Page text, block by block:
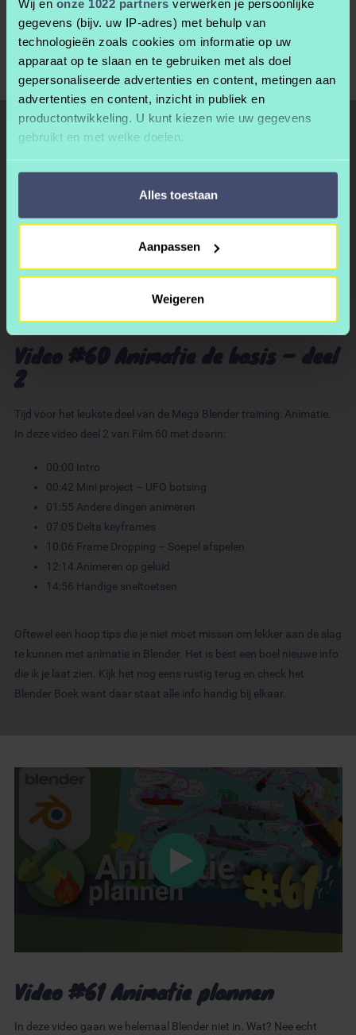
Wij en onze 1022 partners verwerken je persoonlijke
gegevens (bijv. uw IP-adres) met behulp van
technologieën zoals cookies om informatie op uw
apparaat op te slaan en te gebruiken met als doel
gepersonaliseerde advertenties en content, metingen aan
advertenties en content, inzicht in publiek en
productontwikkeling. U kunt kiezen wie uw gegevens
gebruikt en met welke doelen.
Als u het toestaat, willen we ook graag:
Informatie verzamelen over uw geografische
locatie, die tot een paar meter nauwkeurig kan zijn
scannen op specifieke eigenschappen (fingerprinting)
Lees meer over hoe uw persoonlijke gegevens worden
verwerkt en stel uw voorkeuren in het
intrekken in de Cookieverklaring.
We gebruiken cookies om content en advertenties te
personaliseren, om functies voor social media te bieden
en om ons websiteverkeer te analyseren. Ook delen we
informatie over uw gebruik van onze site met onze
partners kunnen deze gegevens combineren met andere
informatie die u aan ze heeft verstrekt of die ze hebben
verzameld op basis van uw gebruik van hun services.
Alles toestaan
Aanpassen
Weigeren
23:27Mini project: UFO Botsing
Video #60 Animatie de basis – deel
2
Tijd voor het leukste deel van de Mega Blender training: Animatie.
In deze video deel 2 van Film 60 met daarin:
00:00 Intro
00:42 Mini project – UFO botsing
01:55 Andere dingen animeren
07:05 Delta keyframes
10:06 Frame Dropping – Soepel afspelen
12:14 Animeren op geluid
14:56 Handige sneltoetsen
Oftewel een hoop tips die je niet moet missen om lekker aan de slag
te kunnen met animatie in Blender. Het is best een boel nieuwe info
die ik je laat zien. Kijk het nog eens rustig terug en check het
Blender Boek want daar staat alle info handig bij elkaar.
Video #61 Animatie plannen
In deze video gaan we helemaal Blender niet in. Wat? Nee echt